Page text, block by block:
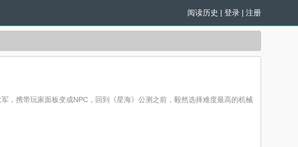
阅读历史 | 登录 | 注册
，携带玩家面板变成NPC，回到《星海》公测之前，毅然选择难度最高的机械